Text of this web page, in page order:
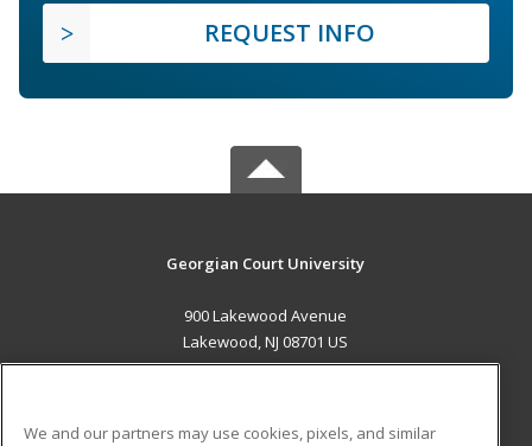
REQUEST INFO
Georgian Court University
900 Lakewood Avenue
Lakewood, NJ 08701 US
We and our partners may use cookies, pixels, and similar